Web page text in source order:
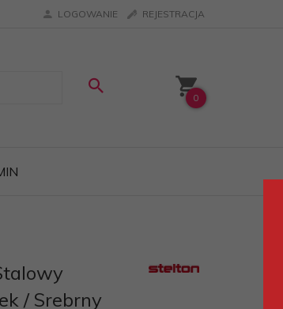
LOGOWANIE REJESTRACJA
0
/ Srebrny